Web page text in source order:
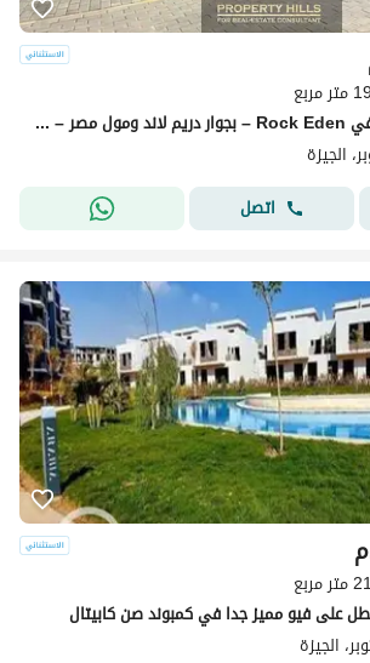
مربع
شقة بمساحة واسعة في Rock Eden – بجوار دريم لاند ومول مصر – استلام فوري
الجيزة
اتصل
مربع
على فيو مميز جدا في كمبوند صن كابيتال
الجيزة